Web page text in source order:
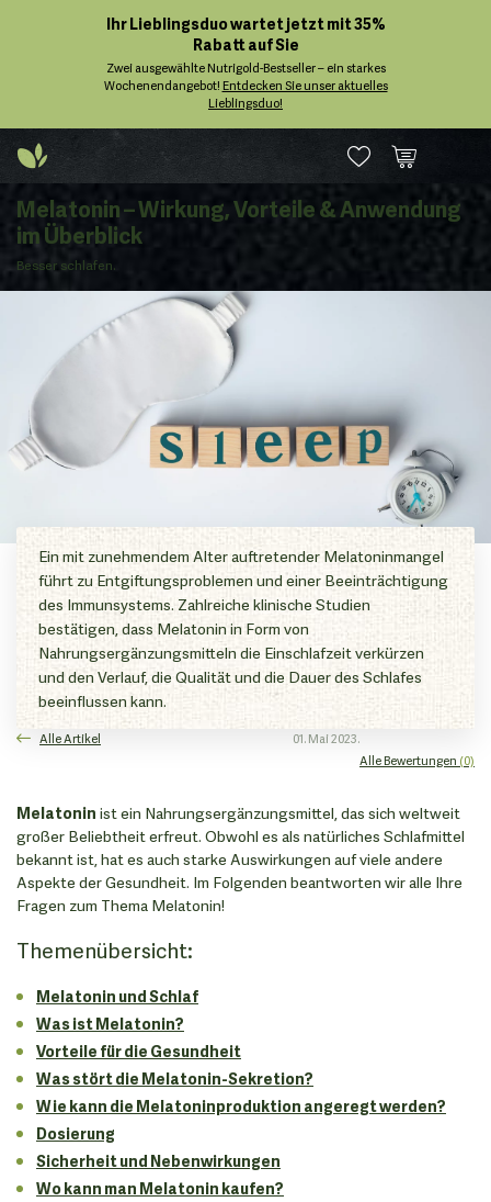
Ihr Lieblingsduo wartet jetzt mit 35%
Rabatt auf Sie
Zwei ausgewählte Nutrigold-Bestseller – ein starkes
Wochenendangebot! Entdecken Sie unser aktuelles
Lieblingsduo!
Melatonin – Wirkung, Vorteile & Anwendung
im Überblick
Besser schlafen.
Ein mit zunehmendem Alter auftretender Melatoninmangel
führt zu Entgiftungsproblemen und einer Beeinträchtigung
des Immunsystems. Zahlreiche klinische Studien
bestätigen, dass Melatonin in Form von
Nahrungsergänzungsmitteln die Einschlafzeit verkürzen
und den Verlauf, die Qualität und die Dauer des Schlafes
beeinflussen kann.
Alle Artikel
01. Mai 2023.
Alle Bewertungen (0)
Melatonin ist ein Nahrungsergänzungsmittel, das sich weltweit
großer Beliebtheit erfreut. Obwohl es als natürliches Schlafmittel
bekannt ist, hat es auch starke Auswirkungen auf viele andere
Aspekte der Gesundheit. Im Folgenden beantworten wir alle Ihre
Fragen zum Thema Melatonin!
Themenübersicht:
Melatonin und Schlaf
Was ist Melatonin?
Vorteile für die Gesundheit
Was stört die Melatonin-Sekretion?
Wie kann die Melatoninproduktion angeregt werden?
Dosierung
Sicherheit und Nebenwirkungen
Wo kann man Melatonin kaufen?